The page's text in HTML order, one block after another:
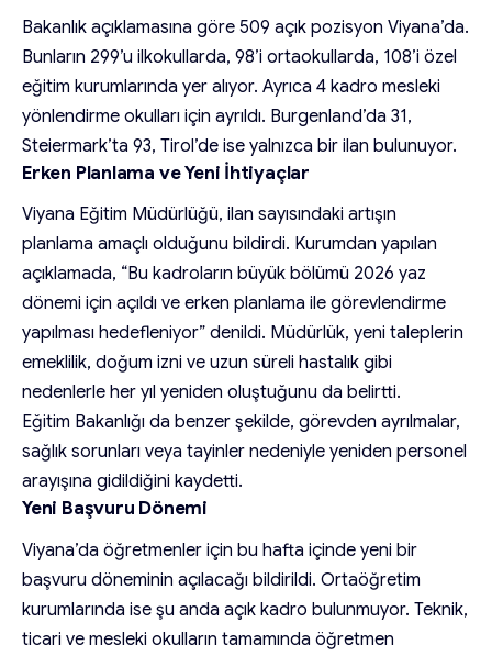
Bakanlık açıklamasına göre 509 açık pozisyon Viyana’da.
Bunların 299’u ilkokullarda, 98’i ortaokullarda, 108’i özel
eğitim kurumlarında yer alıyor. Ayrıca 4 kadro mesleki
yönlendirme okulları için ayrıldı. Burgenland’da 31,
Steiermark’ta 93, Tirol’de ise yalnızca bir ilan bulunuyor.
Erken Planlama ve Yeni İhtiyaçlar
Viyana Eğitim Müdürlüğü, ilan sayısındaki artışın
planlama amaçlı olduğunu bildirdi. Kurumdan yapılan
açıklamada, “Bu kadroların büyük bölümü 2026 yaz
dönemi için açıldı ve erken planlama ile görevlendirme
yapılması hedefleniyor” denildi. Müdürlük, yeni taleplerin
emeklilik, doğum izni ve uzun süreli hastalık gibi
nedenlerle her yıl yeniden oluştuğunu da belirtti.
Eğitim Bakanlığı da benzer şekilde, görevden ayrılmalar,
sağlık sorunları veya tayinler nedeniyle yeniden personel
arayışına gidildiğini kaydetti.
Yeni Başvuru Dönemi
Viyana’da öğretmenler için bu hafta içinde yeni bir
başvuru döneminin açılacağı bildirildi. Ortaöğretim
kurumlarında ise şu anda açık kadro bulunmuyor. Teknik,
ticari ve mesleki okulların tamamında öğretmen